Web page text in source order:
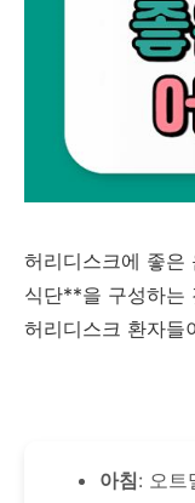
허리디스크에 좋은
식단**을 구성하는
허리디스크 환자들
아침: 오트